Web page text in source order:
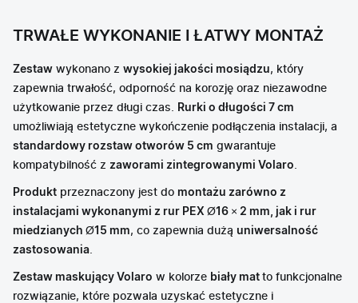
TRWAŁE WYKONANIE I ŁATWY MONTAŻ
Zestaw wykonano z wysokiej jakości mosiądzu, który
zapewnia trwałość, odporność na korozję oraz niezawodne
użytkowanie przez długi czas. Rurki o długości 7 cm
umożliwiają estetyczne wykończenie podłączenia instalacji, a
standardowy rozstaw otworów 5 cm gwarantuje
kompatybilność z zaworami zintegrowanymi Volaro.
Produkt przeznaczony jest do montażu zarówno z
instalacjami wykonanymi z rur PEX Ø16 × 2 mm, jak i rur
miedzianych Ø15 mm, co zapewnia dużą uniwersalność
zastosowania.
Zestaw maskujący Volaro w kolorze biały mat to funkcjonalne
rozwiązanie, które pozwala uzyskać estetyczne i